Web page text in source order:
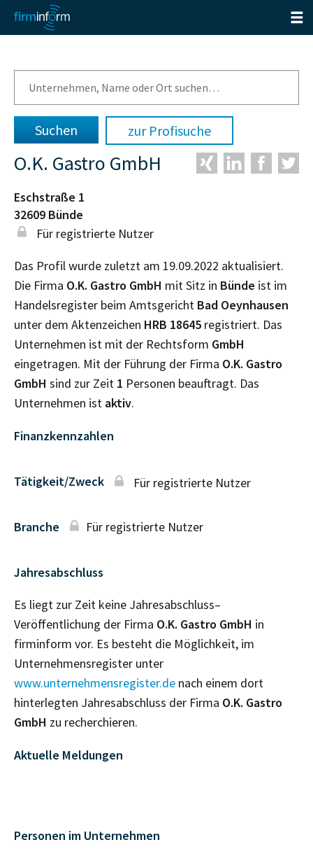
zur Profisuche
O.K. Gastro GmbH
Eschstraße 1
32609 Bünde
Für registrierte Nutzer
Das Profil wurde zuletzt am 19.09.2022 aktualisiert.
Die Firma O.K. Gastro GmbH mit Sitz in Bünde ist im
Handelsregister beim Amtsgericht Bad Oeynhausen
unter dem Aktenzeichen HRB 18645 registriert. Das
Unternehmen ist mit der Rechtsform GmbH
eingetragen. Mit der Führung der Firma O.K. Gastro
GmbH sind zur Zeit 1 Personen beauftragt. Das
Unternehmen ist aktiv.
Finanzkennzahlen
Tätigkeit/Zweck Für registrierte Nutzer
Branche Für registrierte Nutzer
Jahresabschluss
Es liegt zur Zeit keine Jahresabschluss–
Veröffentlichung der Firma O.K. Gastro GmbH in
firminform vor. Es besteht die Möglichkeit, im
Unternehmensregister unter
www.unternehmensregister.de nach einem dort
hinterlegten Jahresabschluss der Firma O.K. Gastro
GmbH zu recherchieren.
Aktuelle Meldungen
Personen im Unternehmen